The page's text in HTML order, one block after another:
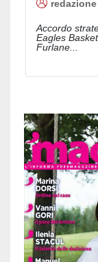
redazione
Accordo
Eagles
Furlane...